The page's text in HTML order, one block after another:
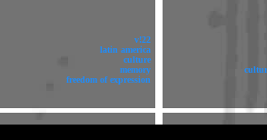
v!22
latin america
culture
memory
freedom of expression